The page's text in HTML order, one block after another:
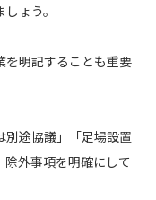
ょう。
を明記することも重要
別途協議」「足場設置
外事項を明確にして